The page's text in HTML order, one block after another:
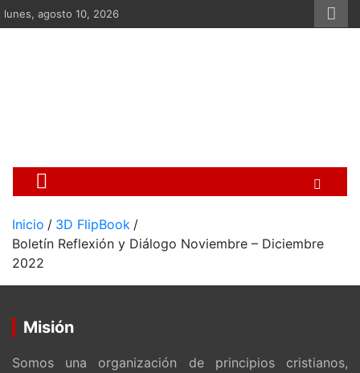
Saltar
al
lunes, agosto 10, 2026
Inicio
3D FlipBook
Boletín Reflexión y Diálogo Noviembre – Diciembre
2022
Misión
Somos una organización de principios cristianos,